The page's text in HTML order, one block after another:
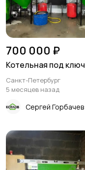
700 000 ₽
Котельная под ключ
Санкт-Петербург
5 месяцев назад
Сергей Горбачев